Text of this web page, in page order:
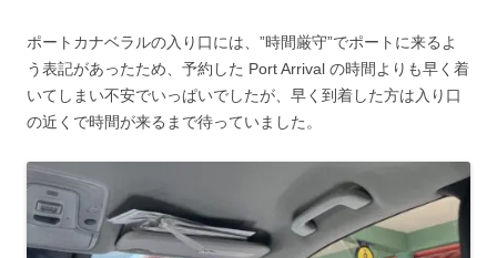
ポートカナベラルの入り口には、”時間厳守”でポートに来るよ
う表記があったため、予約した Port Arrival の時間よりも早く着
いてしまい不安でいっぱいでしたが、早く到着した方は入り口
の近くで時間が来るまで待っていました。